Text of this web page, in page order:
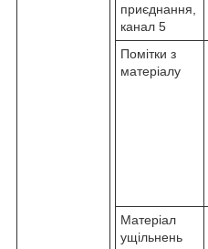
приєднання,
канал 5
Помітки з
матеріалу
Матеріал
ущільнень